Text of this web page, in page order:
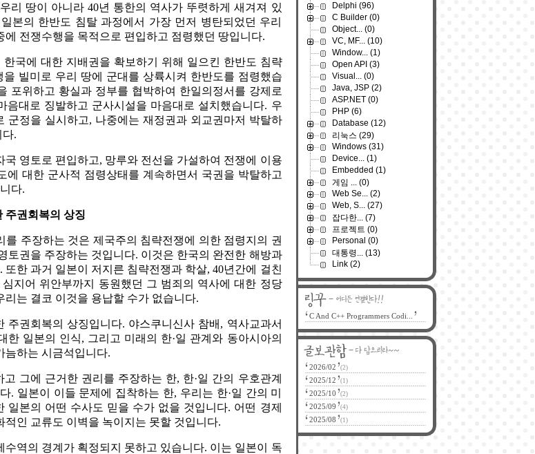
리 땅이 아니라 40년 통한의 역사가 뚜렷하게 새겨져 있
본의 한반도 침탈 과정에서 가장 먼저 병탄되었던 우리
에 전쟁수행을 목적으로 편입하고 점령했던 땅입니다.
국에 대한 지배권을 확보하기 위해 일으킨 한반도 침략
빌미로 우리 땅에 군대를 상륙시켜 한반도를 점령했습
포위하고 황실과 정부를 협박하여 한일의정서를 강제로
음대로 징발하고 군사시설을 마음대로 설치했습니다. 우
군정을 실시하고, 나중에는 재정권과 외교권마저 박탈하
.
국 영토로 편입하고, 망루와 전선을 가설하여 전쟁에 이용
에 대한 군사적 점령상태를 계속하면서 국권을 박탈하고
다.
주권회복의 상징
를 주장하는 것은 제국주의 침략전쟁에 의한 점령지의 권
토권을 주장하는 것입니다. 이것은 한국의 완전한 해방과
또한 과거 일본이 저지른 침략전쟁과 학살, 40년간에 걸친
심지어 위안부까지 동원했던 그 범죄의 역사에 대한 정당
리는 결코 이것을 용납할 수가 없습니다.
주권회복의 상징입니다. 야스쿠니신사 참배, 역사교과서
한 일본의 인식, 그리고 미래의 한·일 관계와 동아시아의
늠하는 시금석입니다.
그에 근거한 권리를 주장하는 한, 한·일 간의 우호관계
. 일본이 이들 문제에 집착하는 한, 우리는 한·일 간의 미
일본의 어떤 수사도 믿을 수가 없을 것입니다. 어떤 경제
적인 교류도 이벽을 녹이지는 못할 것입니다.
수역의 경계가 획정되지 못하고 있습니다. 이는 일본이 독
Delphi (96)
C Builder (0)
Object... (0)
VC, MF... (10)
Window... (1)
Open API (3)
Visual... (0)
Java, JSP (2)
ASP.NET (0)
PHP (6)
Database (12)
리눅스 (29)
Windows (31)
Device... (1)
Embedded (1)
게임 ... (0)
Web Se... (2)
Web, S... (27)
잡다한... (7)
프로젝트 (0)
Personal (0)
대통령... (13)
Link (2)
C And C++ Programmers Codi...
2026/02 (2)
2025/12 (1)
2025/10 (2)
2025/09 (4)
2025/08 (1)